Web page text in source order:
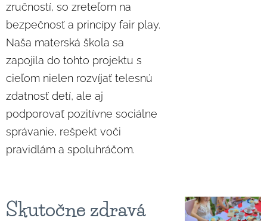
zručností, so zreteľom na
bezpečnosť a princípy fair play.
Naša materská škola sa
zapojila do tohto projektu s
cieľom nielen rozvíjať telesnú
zdatnosť detí, ale aj
podporovať pozitívne sociálne
správanie, rešpekt voči
pravidlám a spoluhráčom.
Skutočne zdravá